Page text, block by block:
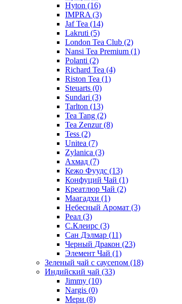
Hyton (16)
IMPRA (3)
Jaf Tea (14)
Lakruti (5)
London Tea Club (2)
Nansi Tea Premium (1)
Polanti (2)
Richard Tea (4)
Riston Tea (1)
Steuarts (0)
Sundari (3)
Tarlton (13)
Tea Tang (2)
Tea Zenzur(8)
Tess (2)
Unitea (7)
Zylanica (3)
Ахмад (7)
Кежо Фуудс (13)
Конфуций Чай (1)
Креатлюр Чай (2)
Маагадхи (1)
Небесный Аромат (3)
Реал (3)
С.Клеирс (3)
Сан Дэлмар (11)
Черный Дракон (23)
Элемент Чай (1)
Зеленый чай с саусепом (18)
Индийский чай (33)
Jimmy (10)
Nargis (0)
Мери (8)